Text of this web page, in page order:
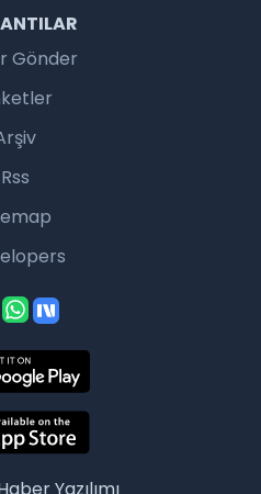
Gönder
Rss